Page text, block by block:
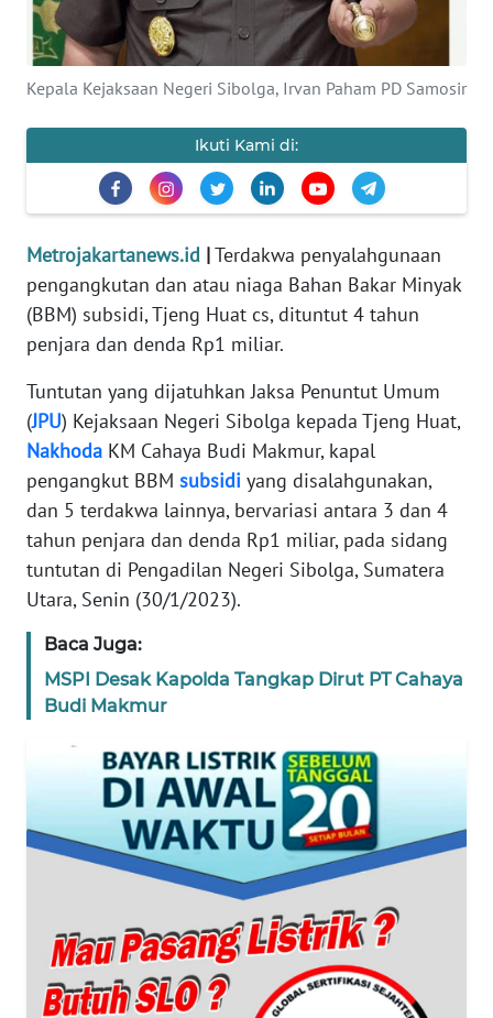
Kepala Kejaksaan Negeri Sibolga, Irvan Paham PD Samosir
Ikuti Kami di:
Metrojakartanews.id |Terdakwa penyalahgunaan
pengangkutan dan atau niaga Bahan Bakar Minyak
(BBM) subsidi, Tjeng Huat cs, dituntut 4 tahun
penjara dan denda Rp1 miliar.
Tuntutan yang dijatuhkan Jaksa Penuntut Umum
(JPU) Kejaksaan Negeri Sibolga kepada Tjeng Huat,
Nakhoda KM Cahaya Budi Makmur, kapal
pengangkut BBM subsidi yang disalahgunakan,
dan 5 terdakwa lainnya, bervariasi antara 3 dan 4
tahun penjara dan denda Rp1 miliar, pada sidang
tuntutan di Pengadilan Negeri Sibolga, Sumatera
Utara, Senin (30/1/2023).
Baca Juga:
MSPI Desak Kapolda Tangkap Dirut PT Cahaya
Budi Makmur
TENTANG
KAMI
MEDIA
REDAKSI
KARIR
DISCLAIMER
Wahana
News
Regional
WN
SUMUT
WN
JAKARTA
WN
JABAR
BANTEN
NTT
WN
PAPUA